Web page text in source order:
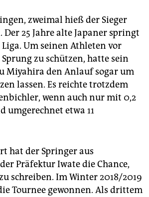
zweimal hieß der Sieger
Der 25 Jahre alte Japaner springt
Um seinen Athleten vor
zu schützen, hatte sein
Miyahira den Anlauf sogar um
lassen. Es reichte trotzdem
wenn auch nur mit 0,2
umgerechnet etwa 11
hat der Springer aus
Präfektur Iwate die Chance,
schreiben. Im Winter 2018/2019
Tournee gewonnen. Als drittem